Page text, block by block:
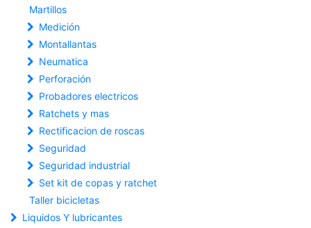
Martillos
Medición
Montallantas
Neumatica
Perforación
Probadores electricos
Ratchets y mas
Rectificacion de roscas
Seguridad
Seguridad industrial
Set kit de copas y ratchet
Taller bicicletas
Liquidos Y lubricantes